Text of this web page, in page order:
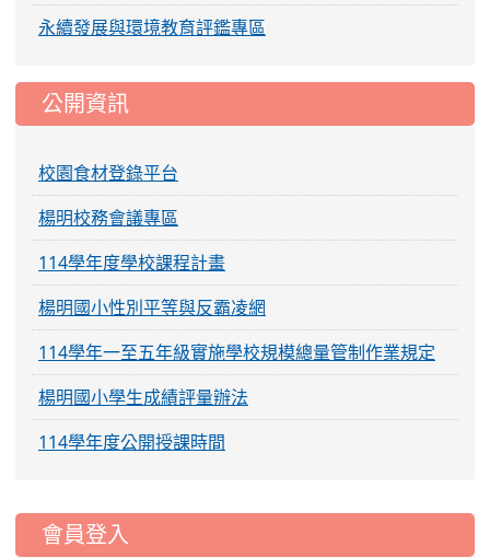
永續發展與環境教育評鑑專區
公開資訊
校園食材登錄平台
楊明校務會議專區
114學年度學校課程計畫
楊明國小性別平等與反霸凌網
114學年一至五年級實施學校規模總量管制作業規定
楊明國小學生成績評量辦法
114學年度公開授課時間
::: 會員登入